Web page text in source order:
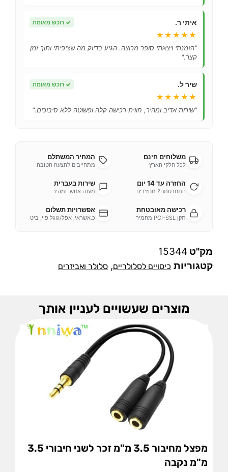
איתי ר. ✓ רוכש מאומת
★★★★★
"הזמנתי ויצאתי סופר מרוצה. הגיע בדיוק מה שציפיתי ותוך זמן
קצר."
שיר ל. ✓ רוכש מאומת
★★★★★
"שירות אדיב ומהיר, חווית רכישה קלה ופשוטה ללא סיבוכים."
משלוחים חינם
לכל חלקי הארץ
המחיר המשתלם
מתחייבים להצעה הטובה
החזרה עד 14 יום
התחרטתם? מחזירים
שירות בעברית
מענה אנושי ומהיר
רכישה מאובטחת
תקן PCI-SSL מחמיר
אפשרויות תשלום
כ.אשראי, אפל/גוגל פיי, ביט
מק"ט 15344
קטגוריות כיסויים לסלולריים, סלולר ואביזרים
מוצרים שעשויים לעניין אותך
מפצל מחיבור 3.5 מ"מ זכר לשני חיבורי 3.5
מ"מ נקבה